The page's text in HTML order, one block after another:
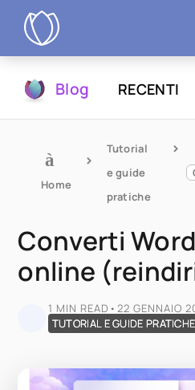
Blog RECENTI
Home
Tutorial
e guide
pratiche
Converti
online
1 MIN READ • 22 GENNAIO
TUTORIAL E GUIDE PRATICHE